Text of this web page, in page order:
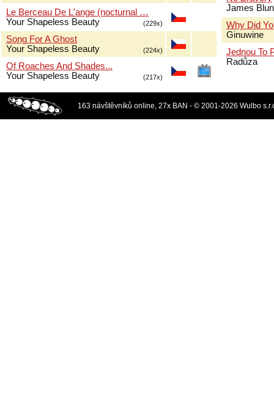
Le Berceau De L'ange (nocturnal …
Your Shapeless Beauty
(229x)
Song For A Ghost
Your Shapeless Beauty
(224x)
Of Roaches And Shades...
Your Shapeless Beauty
(217x)
James
Why Did
Ginuwine
Jednou To
Radůza
163 návštěvníků online, 27x BAN - © 2001-2026 Wulbo